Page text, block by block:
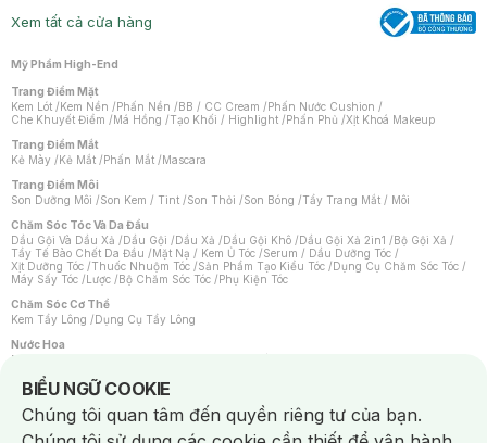
Xem tất cả cửa hàng
Mỹ Phẩm High-End
Trang Điểm Mặt
Kem Lót /Kem Nền /Phấn Nền /BB / CC Cream /Phấn Nước Cushion /
Che Khuyết Điểm /Má Hồng /Tạo Khối / Highlight /Phấn Phủ /Xịt Khoá Makeup
Trang Điểm Mắt
Kẻ Mày /Kẻ Mắt /Phấn Mắt /Mascara
Trang Điểm Môi
Son Dưỡng Môi /Son Kem / Tint /Son Thỏi /Son Bóng /Tẩy Trang Mắt / Môi
Chăm Sóc Tóc Và Da Đầu
Dầu Gội Và Dầu Xả /Dầu Gội /Dầu Xả /Dầu Gội Khô /Dầu Gội Xả 2in1 /Bộ Gội Xả /
Tẩy Tế Bào Chết Da Đầu /Mặt Nạ / Kem Ủ Tóc /Serum / Dầu Dưỡng Tóc /
Xịt Dưỡng Tóc /Thuốc Nhuộm Tóc /Sản Phẩm Tạo Kiểu Tóc /Dụng Cụ Chăm Sóc Tóc /
Máy Sấy Tóc /Lược /Bộ Chăm Sóc Tóc /Phụ Kiện Tóc
Chăm Sóc Cơ Thể
Kem Tẩy Lông /Dụng Cụ Tẩy Lông
Nước Hoa
Nước Hoa Nữ
Chăm Sóc Cá Nhân
Chống Muỗi /Khẩu Trang /Máy Massage/Mặt Nạ Xông Hơi /Nước Rửa Tay/
Sản Phẩm Chăm Sóc Khác /Bàn Chải Đánh Răng /Bàn Chải Điện/
Hỗ Trợ Trắng Răng/Kem Đánh Răng /Máy Tăm Nước/ Nước Súc Miệng/
BIỂU NGỮ COOKIE
Notice about cookies usage
Chúng tôi quan tâm đến quyền riêng tư của bạn.